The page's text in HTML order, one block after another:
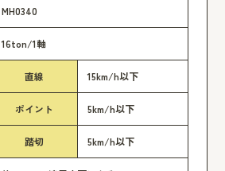
MH0340
16ton/1軸
直線 15km/h以下
ポイント 5km/h以下
踏切 5km/h以下